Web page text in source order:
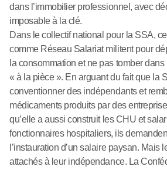
dans l’immobilier professionnel, avec
imposable à la clé.
Dans le collectif national pour la SSA,
comme Réseau Salariat militent pour
la consommation et ne pas tomber
« à la pièce ». En arguant du fait que la
conventionner des indépendants et
médicaments produits par des
qu’elle a aussi construit les CHU et
fonctionnaires hospitaliers, ils
l’instauration d’un salaire paysan. Mais
attachés à leur indépendance. La